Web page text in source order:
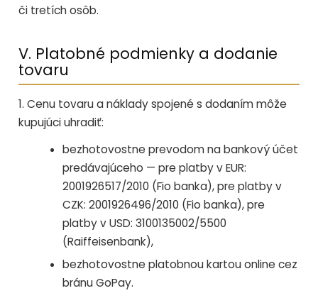
či tretích osôb.
V. Platobné podmienky a dodanie
tovaru
1. Cenu tovaru a náklady spojené s dodaním môže
kupujúci uhradiť:
bezhotovostne prevodom na bankový účet
predávajúceho — pre platby v EUR:
2001926517/2010 (Fio banka), pre platby v
CZK: 2001926496/2010 (Fio banka), pre
platby v USD: 3100135002/5500
(Raiffeisenbank),
bezhotovostne platobnou kartou online cez
bránu GoPay.